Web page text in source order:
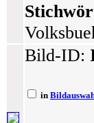
Bild-ID:
in